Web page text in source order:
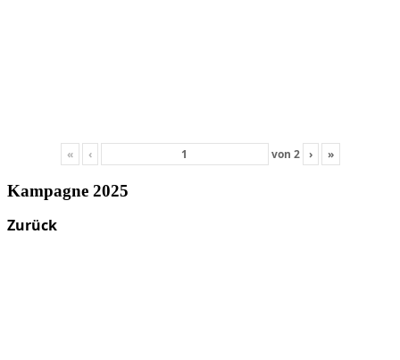
« ‹ von 2 › »
Kampagne 2025
Zurück